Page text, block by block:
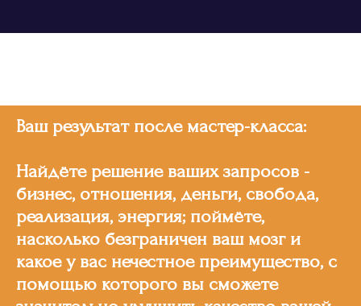
Ваш результат после мастер-класса:
Найдёте решение ваших запросов -
бизнес, отношения, деньги, свобода,
реализация, энергия; поймёте,
насколько безграничен ваш мозг и
какое у вас нечестное преимущество, с
помощью которого вы сможете